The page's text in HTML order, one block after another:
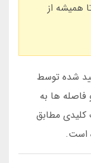
همیشه از
۴۰۰۰ کلمه — تأیید شده توسط
ها به
کلیدی مطابق
است.